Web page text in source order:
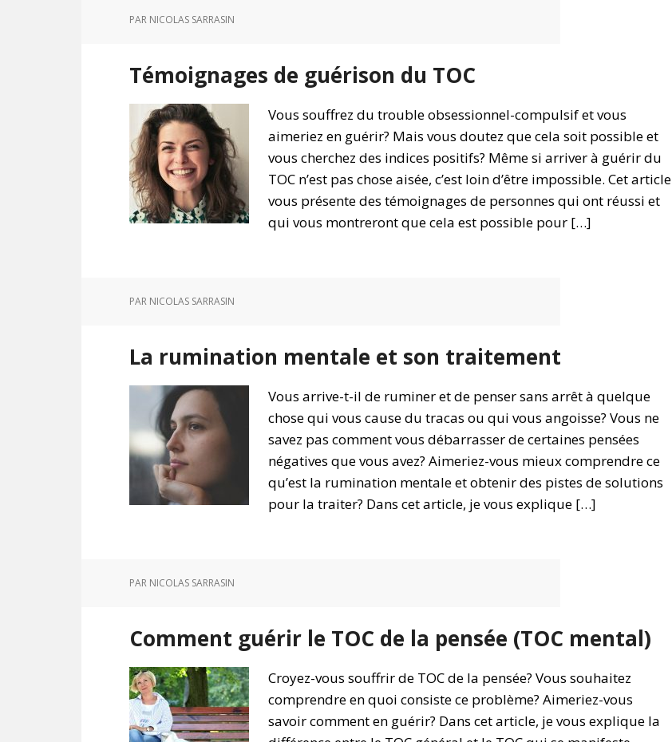
PAR NICOLAS SARRASIN
Témoignages de guérison du TOC
Vous souffrez du trouble obsessionnel-compulsif et vous
aimeriez en guérir? Mais vous doutez que cela soit possible et
vous cherchez des indices positifs? Même si arriver à guérir du
TOC n’est pas chose aisée, c’est loin d’être impossible. Cet article
vous présente des témoignages de personnes qui ont réussi et
qui vous montreront que cela est possible pour […]
PAR NICOLAS SARRASIN
La rumination mentale et son traitement
Vous arrive-t-il de ruminer et de penser sans arrêt à quelque
chose qui vous cause du tracas ou qui vous angoisse? Vous ne
savez pas comment vous débarrasser de certaines pensées
négatives que vous avez? Aimeriez-vous mieux comprendre ce
qu’est la rumination mentale et obtenir des pistes de solutions
pour la traiter? Dans cet article, je vous explique […]
PAR NICOLAS SARRASIN
Comment guérir le TOC de la pensée (TOC mental)
Croyez-vous souffrir de TOC de la pensée? Vous souhaitez
comprendre en quoi consiste ce problème? Aimeriez-vous
savoir comment en guérir? Dans cet article, je vous explique la